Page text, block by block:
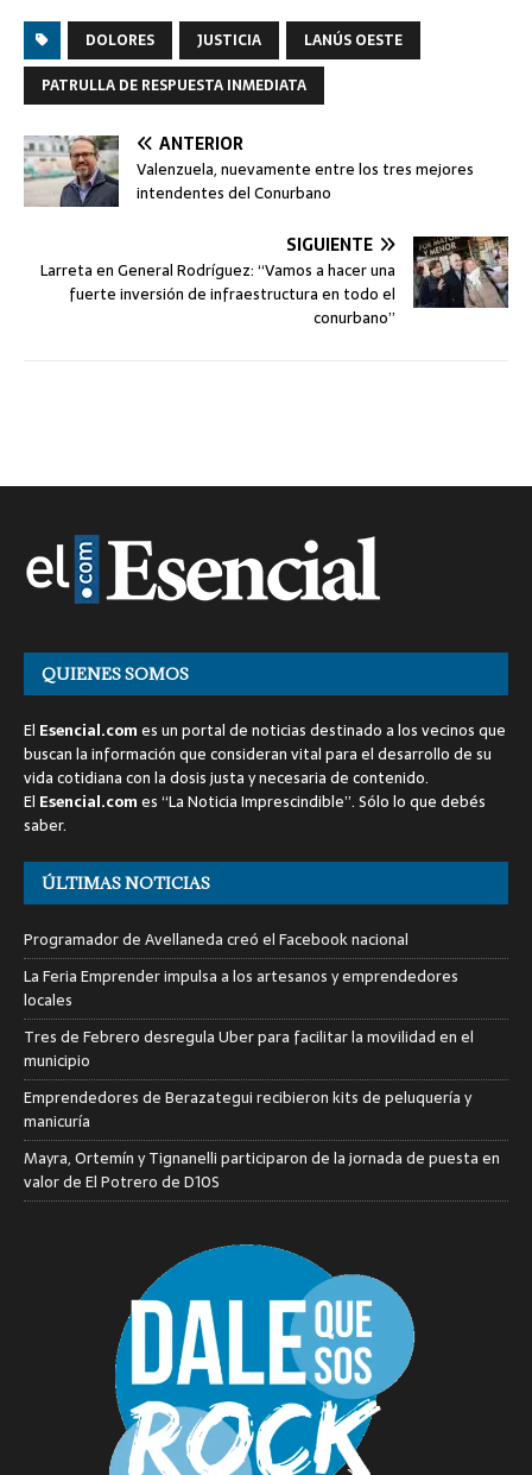
DOLORES JUSTICIA
LANÚS OESTE
PATRULLA DE RESPUESTA INMEDIATA
ANTERIOR
Valenzuela, nuevamente entre los tres mejores
intendentes del Conurbano
SIGUIENTE
Larreta en General Rodríguez: “Vamos a hacer una
fuerte inversión de infraestructura en todo el
conurbano”
QUIENES SOMOS
El Esencial.comes un portal de noticias destinado a los vecinos que
buscan la información que consideran vital para el desarrollo de su
vida cotidiana con la dosis justa y necesaria de contenido.
El Esencial.comes “La Noticia Imprescindible”. Sólo lo que debés
saber.
ÚLTIMAS NOTICIAS
Programador de Avellaneda creó el Facebook nacional
La Feria Emprender impulsa a los artesanos y emprendedores
locales
Tres de Febrero desregula Uber para facilitar la movilidad en el
municipio
Emprendedores de Berazategui recibieron kits de peluquería y
manicuría
Mayra, Ortemín y Tignanelli participaron de la jornada de puesta en
valor de El Potrero de D10S